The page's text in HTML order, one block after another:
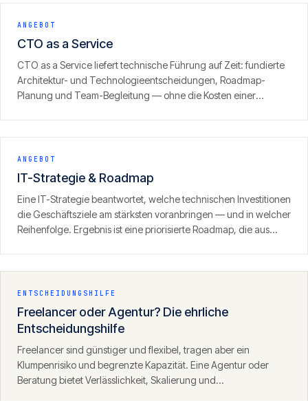
ANGEBOT
CTO as a Service
CTO as a Service liefert technische Führung auf Zeit: fundierte
Architektur- und Technologieentscheidungen, Roadmap-
Planung und Team-Begleitung — ohne die Kosten einer
können oder wollen.
ANGEBOT
IT-Strategie & Roadmap
Eine IT-Strategie beantwortet, welche technischen Investitionen
die Geschäftsziele am stärksten voranbringen — und in welcher
Reihenfolge. Ergebnis ist eine priorisierte Roadmap, die aus
ENTSCHEIDUNGSHILFE
Freelancer oder Agentur? Die ehrliche
Entscheidungshilfe
Freelancer sind günstiger und flexibel, tragen aber ein
Klumpenrisiko und begrenzte Kapazität. Eine Agentur oder
Beratung bietet Verlässlichkeit, Skalierung und